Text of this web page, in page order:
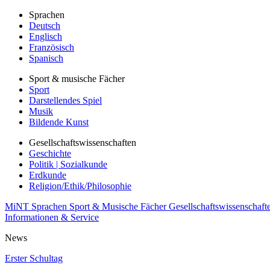
Sprachen
Deutsch
Englisch
Französisch
Spanisch
Sport & musische Fächer
Sport
Darstellendes Spiel
Musik
Bildende Kunst
Gesellschaftswissenschaften
Geschichte
Politik | Sozialkunde
Erdkunde
Religion/Ethik/Philosophie
MiNT Sprachen Sport & Musische Fächer
Informationen & Service
News
Erster Schultag